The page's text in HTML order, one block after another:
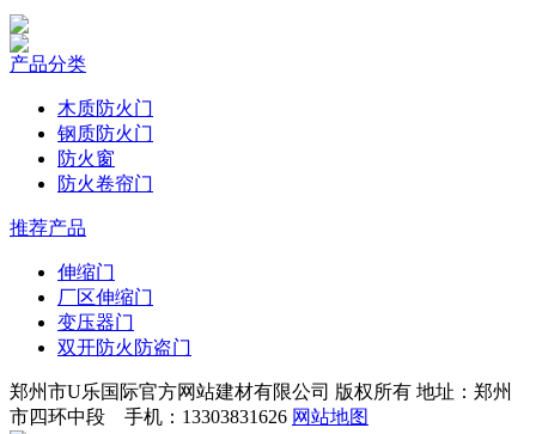
产品分类
木质防火门
钢质防火门
防火窗
防火卷帘门
推荐产品
伸缩门
厂区伸缩门
变压器门
双开防火防盗门
郑州市U乐国际官方网站建材有限公司 版权所有 地址：郑州
市四环中段 手机：13303831626 网站地图